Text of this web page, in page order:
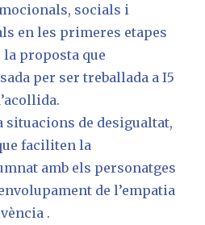
socials i
en les primeres etapes
la proposta que
per ser treballada a I5
de desigualtat,
faciliten la
amb els personatges
de l’empatia
.